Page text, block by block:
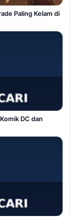
Paling Kelam di
DC dan